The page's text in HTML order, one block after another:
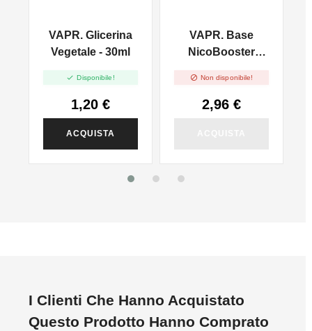
VAPR. Glicerina
Vegetale - 30ml
 Disponibile!
1,20 €
ACQUISTA
VAPR. Base
NicoBooster
 Non disponibile!
2,96 €
I Clienti Che Hanno Acquistato
Questo Prodotto Hanno Comprato